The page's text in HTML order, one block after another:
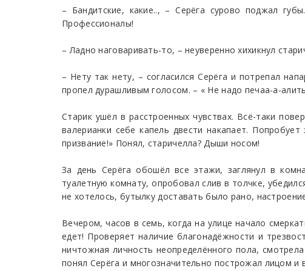
– Бандитские, какие.., – Серёга сурово поджал
Профессионалы!
– Ладно наговаривать-то, – неуверенно хихикнул
– Нету так нету, – согласился Серёга и потрепал
пропел дурашливым голосом. – « Не надо печаа-а-
Старик ушёл в расстроенных чувствах. Всё-таки
валерианки себе капель двести накапает.
призвание!» Понял, старичелла? Дыши носом!
За день Серёга обошёл все этажи, заглянул в
туалетную комнату, опробовал слив в толчке,
не хотелось, бутылку доставать было рано,
Вечером, часов в семь, когда на улице начало
едет! Проверяет наличие благонадёжности и
ничтожная личность неопределённого пола,
понял Серёга и многозначительно построжал лицом